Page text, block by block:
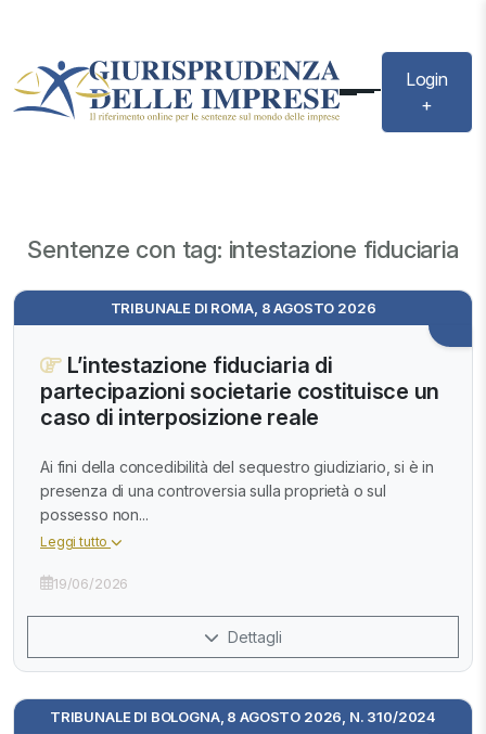
Login
+
Sentenze con tag: intestazione fiduciaria
TRIBUNALE DI ROMA, 8 AGOSTO 2026
L’intestazione fiduciaria di
partecipazioni societarie costituisce un
caso di interposizione reale
Ai fini della concedibilità del sequestro giudiziario, si è in
presenza di una controversia sulla proprietà o sul
possesso non...
Leggi tutto
19/06/2026
Dettagli
TRIBUNALE DI BOLOGNA, 8 AGOSTO 2026, N. 310/2024